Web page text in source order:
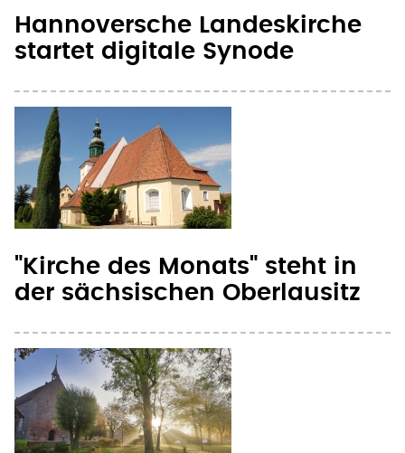
Hannoversche Landeskirche
startet digitale Synode
"Kirche des Monats" steht in
der sächsischen Oberlausitz